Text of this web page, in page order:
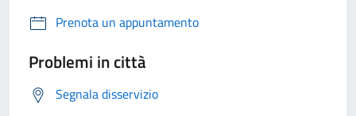
Prenota un appuntamento
Problemi in città
Segnala disservizio